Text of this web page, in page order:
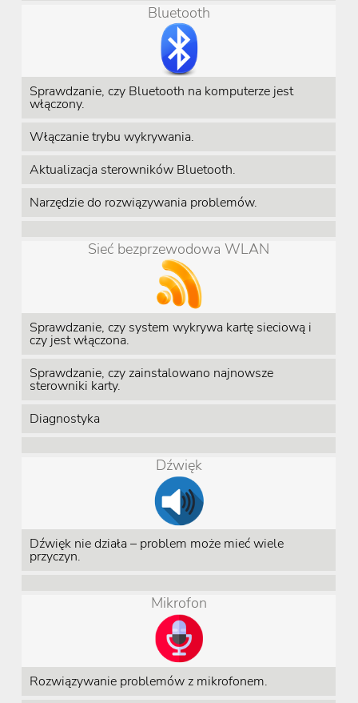
Bluetooth
Sprawdzanie, czy Bluetooth na komputerze jest
włączony.
Włączanie trybu wykrywania.
Aktualizacja sterowników Bluetooth.
Narzędzie do rozwiązywania problemów.
Sieć bezprzewodowa WLAN
Sprawdzanie, czy system wykrywa kartę sieciową i
czy jest włączona.
Sprawdzanie, czy zainstalowano najnowsze
sterowniki karty.
Diagnostyka
Dźwięk
Dźwięk nie działa – problem może mieć wiele
przyczyn.
Mikrofon
Rozwiązywanie problemów z mikrofonem.